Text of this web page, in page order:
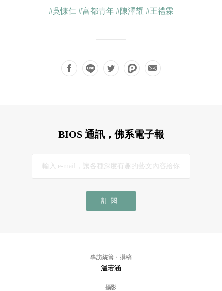
#吳慷仁 #富都青年 #陳澤耀 #王禮霖
BIOS 通訊，佛系電子報
訂閱
專訪統籌・撰稿
溫若涵
攝影